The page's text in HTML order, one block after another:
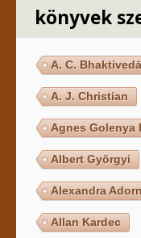
könyvek
A. C.
A. J. Christian
Agnes Golenya
Albert Györgyi
Alexandra
Allan Kardec